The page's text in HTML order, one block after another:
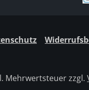
Mehrwertsteuer zzgl.